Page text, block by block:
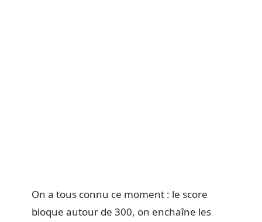
On a tous connu ce moment : le score
bloque autour de 300, on enchaîne les